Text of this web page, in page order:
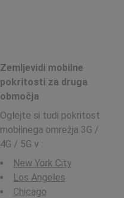
Zemljevidi mobilne
pokritosti za druga
območja
Oglejte si tudi pokritost
mobilnega omrežja 3G /
4G / 5G v :
New York City
Los Angeles
Chicago